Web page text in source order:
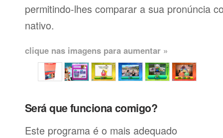
permitindo-lhes comparar a sua pronúncia
nativo.
clique nas imagens para aumentar »
Será que funciona comigo?
Este programa é o mais adequado